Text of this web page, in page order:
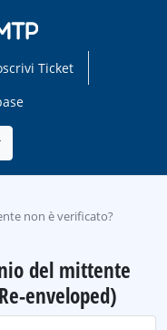
Ticket
non è verificato?
del mittente
enveloped)